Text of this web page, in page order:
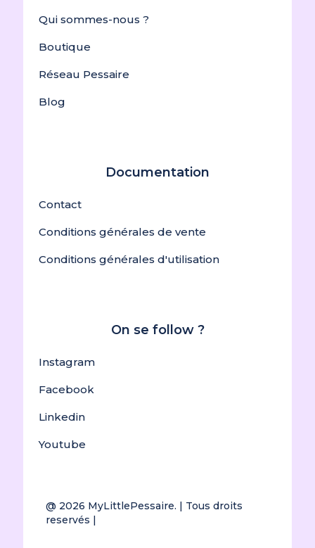
Qui sommes-nous ?
Boutique
Réseau Pessaire
Blog
Documentation
Contact
Conditions générales de vente
Conditions générales d'utilisation
On se follow ?
Instagram
Facebook
Linkedin
Youtube
@ 2026 MyLittlePessaire. | Tous droits
reservés |